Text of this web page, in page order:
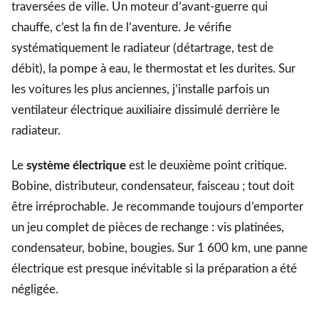
traversées de ville. Un moteur d’avant-guerre qui
chauffe, c’est la fin de l’aventure. Je vérifie
systématiquement le radiateur (détartrage, test de
débit), la pompe à eau, le thermostat et les durites. Sur
les voitures les plus anciennes, j’installe parfois un
ventilateur électrique auxiliaire dissimulé derrière le
radiateur.
Le système électrique est le deuxième point critique.
Bobine, distributeur, condensateur, faisceau ; tout doit
être irréprochable. Je recommande toujours d’emporter
un jeu complet de pièces de rechange : vis platinées,
condensateur, bobine, bougies. Sur 1 600 km, une panne
électrique est presque inévitable si la préparation a été
négligée.